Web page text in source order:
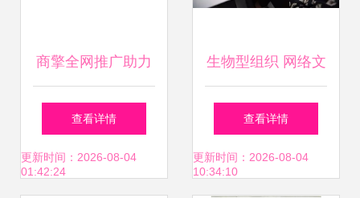
商擎全网推广助力
敦煌祥瑞户外文化
从沙漠隐者到文化
查看详情
更新时间：2026-08-04
01:42:24
生物型组织 网络文
化经营中的未来组
织发展新范式
查看详情
更新时间：2026-08-04
10:34:10